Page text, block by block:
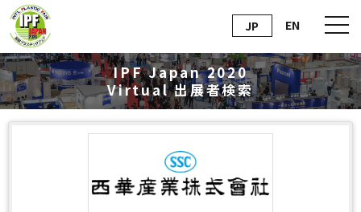
JP EN
IPF Japan 2020
Virtual出展者検索